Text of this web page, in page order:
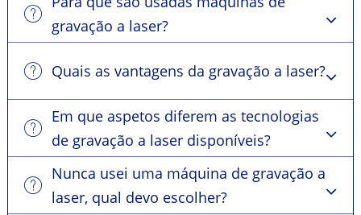
gravação a laser?
Quais as vantagens da gravação a laser?
Em que aspetos diferem as tecnologias
de gravação a laser disponíveis?
Nunca usei uma máquina de gravação a
laser, qual devo escolher?